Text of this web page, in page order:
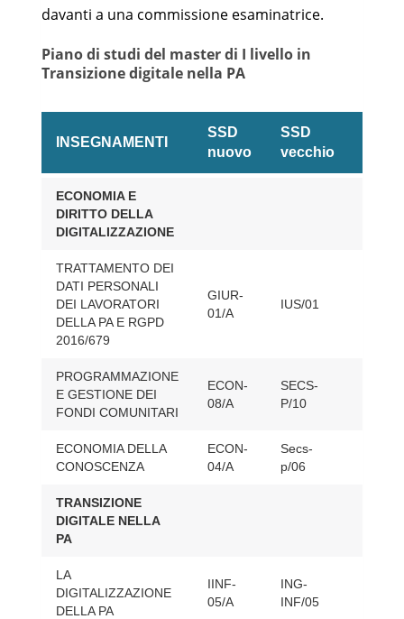
davanti a una commissione esaminatrice.
Piano di studi del master di I livello in
Transizione digitale nella PA
studi
master
livello
digitale
nella
PA
INSEGNAMENTI
SSD
nuovo
SSD
vecchio
ECONOMIA E
DIRITTO DELLA
DIGITALIZZAZIONE
TRATTAMENTO DEI
DATI PERSONALI
DEI LAVORATORI
DELLA PA E RGPD
2016/679
GIUR-
01/A
IUS/01
PROGRAMMAZIONE
E GESTIONE DEI
FONDI COMUNITARI
ECON-
08/A
SECS-
P/10
ECONOMIA DELLA
CONOSCENZA
ECON-
04/A
Secs-
p/06
TRANSIZIONE
DIGITALE NELLA
PA
LA
DIGITALIZZAZIONE
DELLA PA
IINF-
05/A
ING-
INF/05